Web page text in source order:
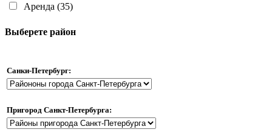
Аренда (35)
Выберете район
Санки-Петербург:
Пригород Санкт-Петербурга: